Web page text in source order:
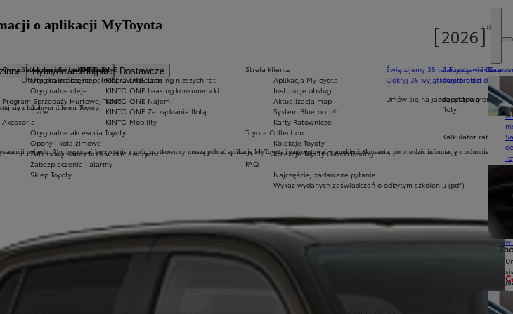
Hybrydowe Plug-in
Dostawcze
Ekobonus dla hybryd Toyoty
Oferta dla osób z niepełnosprawnościami
Świętujemy 35 lat Toyoty w Polsce
Odkryj 35 wyjątkowych ofert
Umów się na jazdę testową
KINTO ONE
KINTO ONE Leasing niższych rat
KINTO ONE Leasing konsumencki
KINTO ONE Najem
KINTO ONE Zarządzanie flotą
KINTO Mobility
Zarządzanie flotą
Komfort dla dużych
Zapytaj o ofertę dla
floty
Kalkulator rat
Oryginalne części i oleje Toyoty
Oryginalne części
Oryginalne oleje
Program Sprzedaży Hurtowej Trade
Trade
Akcesoria
Oryginalne akcesoria Toyoty
Opony i koła zimowe
Zabudowy samochodów dostawczych
Zabezpieczenia i alarmy
Sklep Toyoty
Strefa klienta
Aplikacja MyToyota
Instrukcje obsługi
Aktualizacja map
System Bluetooth®
Karty Ratownicze
Toyota Collection
Kolekcje Toyoty
Kolekcje Toyoty Gazoo Racing
FAQ
Najczęściej zadawane pytania
Wykaz wydanych zaświadczeń o odbytym szkoleniu (pdf)
o aplikacji MyToyota
się z lokalnym dilerem Toyoty.
pojazdu. Aby rozpocząć korzystanie z nich, użytkownicy muszą pobrać aplikację MyToyota i zaakceptować warunki użytkowania, potwierdzić informację o ochronie